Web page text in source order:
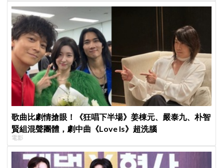
歌曲比劇情搶眼！《狂唱下半場》姜棟元、嚴泰九、朴智
賢組混聲團體，劇中曲《Love Is》超洗腦
電影